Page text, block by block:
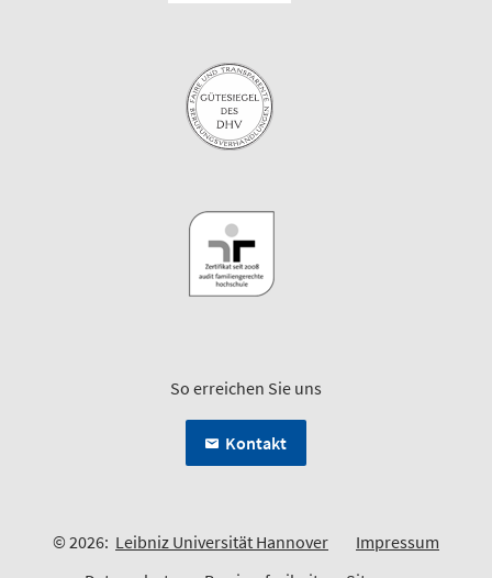
So erreichen Sie uns
Kontakt
© 2026: Leibniz Universität Hannover
Impressum